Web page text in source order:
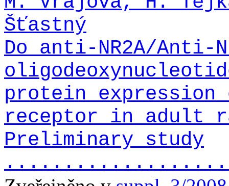
Šťastný
Do anti-NR2A/Anti-
protein expression
receptor in adult
Preliminary study